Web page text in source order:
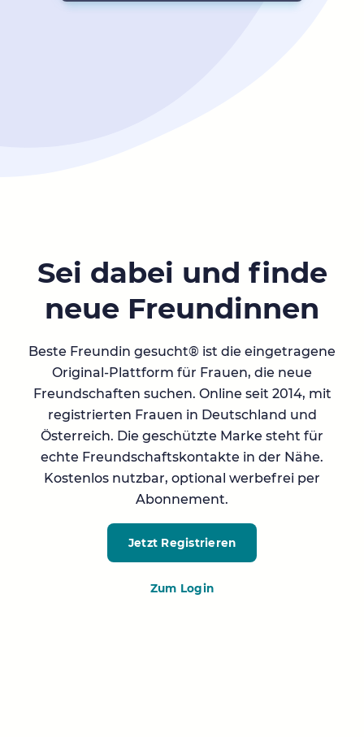
Sei dabei und finde
neue Freundinnen
Beste Freundin gesucht® ist die eingetragene
Original-Plattform für Frauen, die neue
Freundschaften suchen. Online seit 2014, mit
registrierten Frauen in Deutschland und
Österreich. Die geschützte Marke steht für
echte Freundschaftskontakte in der Nähe.
Kostenlos nutzbar, optional werbefrei per
Abonnement.
Jetzt Registrieren
Zum Login